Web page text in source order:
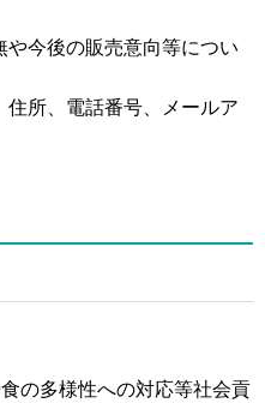
今後の販売意向等につい
所、電話番号、メールア
の多様性への対応等社会貢